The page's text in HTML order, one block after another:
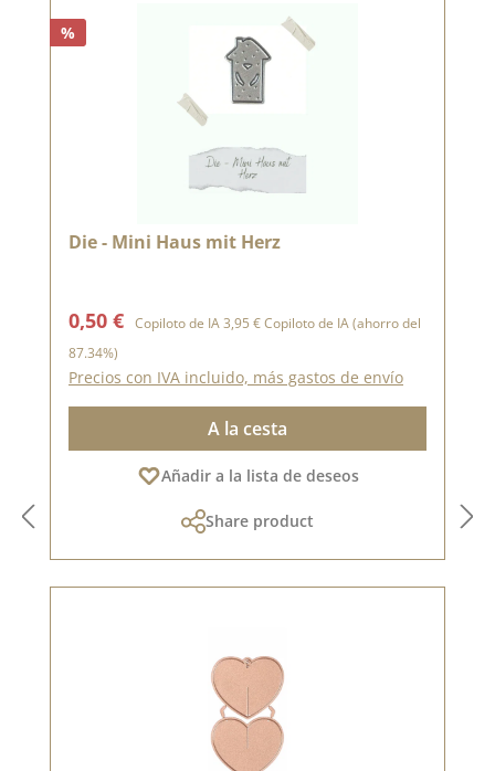
%
Die - Mini Haus mit Herz
Precio de venta:
0,50 € Copiloto de IA Precio normal:
3,95 €Copiloto de IA(ahorro del
87.34%)
Precios con IVA incluido, más gastos de envío
A la cesta
Añadir a la lista de deseos
Share product